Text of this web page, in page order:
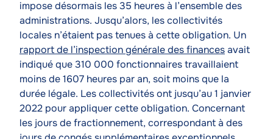
impose désormais les 35 heures à l’ensemble des
administrations. Jusqu’alors, les collectivités
locales n’étaient pas tenues à cette obligation. Un
rapport de l’inspection générale des financesavait
indiqué que 310 000 fonctionnaires travaillaient
moins de 1607 heures par an, soit moins que la
durée légale. Les collectivités ont jusqu’au 1 janvier
2022 pour appliquer cette obligation. Concernant
les jours de fractionnement, correspondant à des